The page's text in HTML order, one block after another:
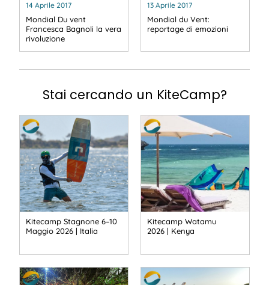
14 Aprile 2017
Mondial Du vent
Francesca Bagnoli la vera
rivoluzione
13 Aprile 2017
Mondial du Vent:
reportage di emozioni
Stai cercando un KiteCamp?
Kitecamp Stagnone 6–10
Maggio 2026 | Italia
Kitecamp Watamu
2026 | Kenya